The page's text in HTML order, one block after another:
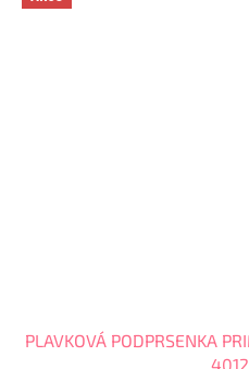
PLAVKOVÁ PODPRSENKA